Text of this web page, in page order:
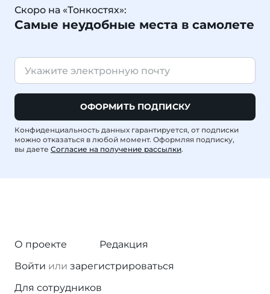
Скоро на «Тонкостях»:
Самые неудобные места в самолете
ОФОРМИТЬ ПОДПИСКУ
Конфиденциальность данных гарантируется, от подписки
можно отказаться в любой момент. Оформляя подписку,
вы даете Согласие на получение рассылки.
О проекте
Редакция
Войти или зарегистрироваться
Для сотрудников